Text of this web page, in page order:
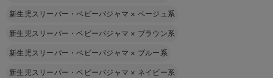
新生児スリーパー・ベビーパジャマ × ベージュ系
新生児スリーパー・ベビーパジャマ × ブラウン系
新生児スリーパー・ベビーパジャマ × ブルー系
新生児スリーパー・ベビーパジャマ × ネイビー系